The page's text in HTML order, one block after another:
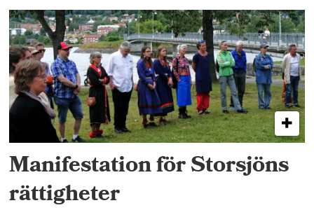
Manifestation för Storsjöns
rättigheter